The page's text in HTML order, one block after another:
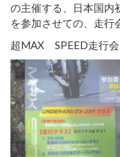
の主催する、日本国内
を参加させての、走行
超MAX SPEED走行